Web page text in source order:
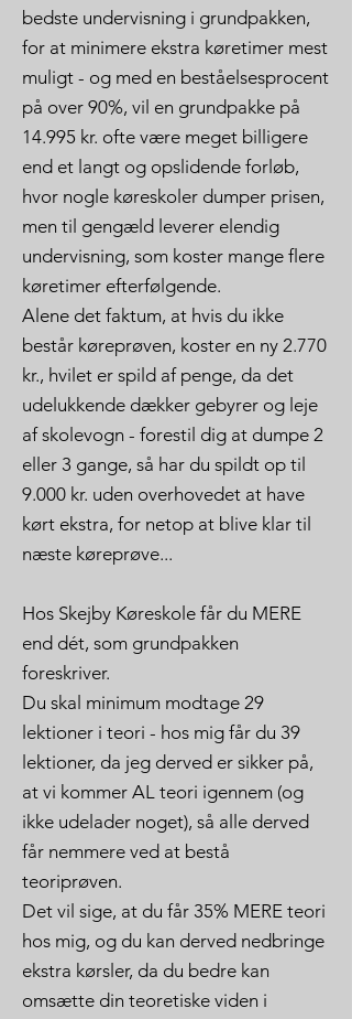
bedste undervisning i grundpakken,
for at minimere ekstra køretimer mest
muligt - og med en beståelsesprocent
på over 90%, vil en grundpakke på
14.995 kr. ofte være meget billigere
end et langt og opslidende forløb,
hvor nogle køreskoler dumper prisen,
men til gengæld leverer elendig
undervisning, som koster mange flere
køretimer efterfølgende.
Alene det faktum, at hvis du ikke
består køreprøven, koster en ny 2.770
kr., hvilet er spild af penge, da det
udelukkende dækker gebyrer og leje
af skolevogn - forestil dig at dumpe 2
eller 3 gange, så har du spildt op til
9.000 kr. uden overhovedet at have
kørt ekstra, for netop at blive klar til
næste køreprøve...
Hos Skejby Køreskole får du MERE
end dét, som grundpakken
foreskriver.
Du skal minimum modtage 29
lektioner i teori - hos mig får du 39
lektioner, da jeg derved er sikker på,
at vi kommer AL teori igennem (og
ikke udelader noget), så alle derved
får nemmere ved at bestå
teoriprøven.
Det vil sige, at du får 35% MERE teori
hos mig, og du kan derved nedbringe
ekstra kørsler, da du bedre kan
omsætte din teoretiske viden i